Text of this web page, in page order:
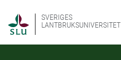
SVERIGES
LANTBRUKSUNIVERSITET